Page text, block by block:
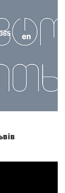
en